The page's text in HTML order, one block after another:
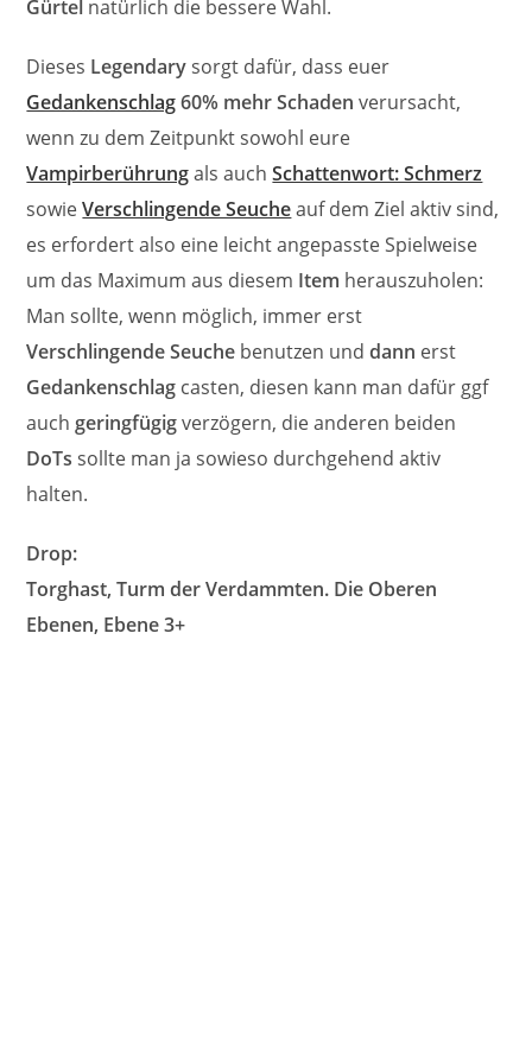
Gürtel natürlich die bessere Wahl.
Dieses Legendarysorgt dafür, dass euer
Gedankenschlag60% mehr Schaden verursacht,
wenn zu dem Zeitpunkt sowohl eure
Vampirberührungals auchSchattenwort: Schmerz
sowieVerschlingende Seucheauf dem Ziel aktiv sind,
es erfordert also eine leicht angepasste Spielweise
um das Maximum aus diesem Item herauszuholen:
Man sollte, wenn möglich, immer erst
Verschlingende Seuche benutzen unddann erst
Gedankenschlag casten, diesen kann man dafür ggf
auch geringfügigverzögern, die anderen beiden
DoTs sollte man ja sowieso durchgehend aktiv
halten.
Drop:
Torghast, Turm der Verdammten. Die Oberen
Ebenen, Ebene 3+